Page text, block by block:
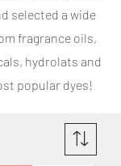
selected a wide
fragrance oils,
hydrolats and
popular dyes!